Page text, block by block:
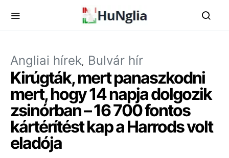
Angliai hírek Bulvár hír
Kirúgták, mert panaszkodni
mert, hogy 14 napja dolgozik
zsinórban – 16 700 fontos
kártérítést kap a Harrods volt
eladója